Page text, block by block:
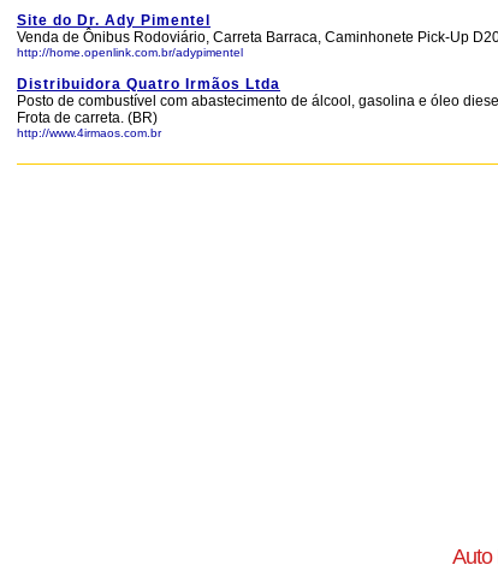
Site do Dr. Ady Pimentel
Venda de Ônibus Rodoviário, Carreta Barraca, Caminhonete Pick-Up
http://home.openlink.com.br/adypimentel
Distribuidora Quatro Irmãos Ltda
Posto de combustível com abastecimento de álcool, gasolina e óleo
Frota de carreta. (BR)
http://www.4irmaos.com.br
Auto